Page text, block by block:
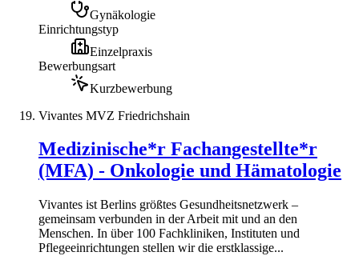
Gynäkologie
Einrichtungstyp
Einzelpraxis
Bewerbungsart
Kurzbewerbung
Vivantes MVZ Friedrichshain
Medizinische*r Fachangestellte*r
(MFA) - Onkologie und Hämatologie
Vivantes ist Berlins größtes Gesundheitsnetzwerk –
gemeinsam verbunden in der Arbeit mit und an den
Menschen. In über 100 Fachkliniken, Instituten und
Pflegeeinrichtungen stellen wir die erstklassige...